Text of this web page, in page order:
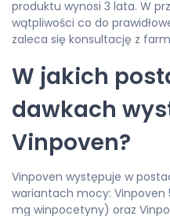
produktu wynosi 3 lata. W
wątpliwości co do
zaleca się konsultację z
W jakich
dawkach
Vinpoven?
Vinpoven występuje w
wariantach mocy:
mg winpocetyny) oraz